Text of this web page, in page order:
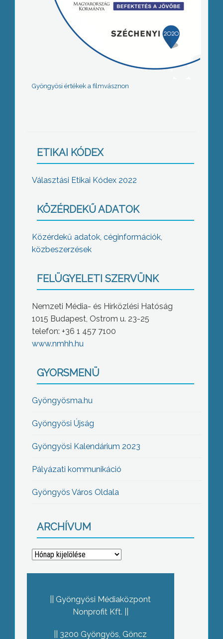
Gyöngyösi értékek a filmvásznon
ETIKAI KÓDEX
Választási Etikai Kódex 2022
KÖZÉRDEKŰ ADATOK
Közérdekű adatok, céginformációk,
közbeszerzések
FELÜGYELETI SZERVÜNK
Nemzeti Média- és Hírközlési Hatóság
1015 Budapest, Ostrom u. 23-25
telefon: +36 1 457 7100
www.nmhh.hu
GYORSMENÜ
Gyöngyösma.hu
Gyöngyösi Újság
Gyöngyösi Kalendárium 2023
Pályázati kommunikáció
Gyöngyös Város Oldala
ARCHÍVUM
Archívum
Gyöngyösi Médiaközpont
Nonprofit Kft.
3200 Gyöngyös, Göncz